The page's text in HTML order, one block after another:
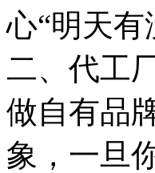
心“明天
二、代工
做自有品
象，一旦